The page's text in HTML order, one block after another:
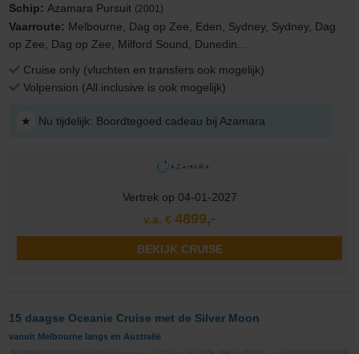
Schip: Azamara Pursuit (2001)
Vaarroute: Melbourne, Dag op Zee, Eden, Sydney, Sydney, Dag
op Zee, Dag op Zee, Milford Sound, Dunedin...
Cruise only (vluchten en transfers ook mogelijk)
Volpension (All inclusive is ook mogelijk)
★ Nu tijdelijk: Boordtegoed cadeau bij Azamara
Vertrek op 04-01-2027
v.a. € 4899,-
BEKIJK CRUISE
15 daagse Oceanie Cruise met de Silver Moon
vanuit Melbourne langs en Australië